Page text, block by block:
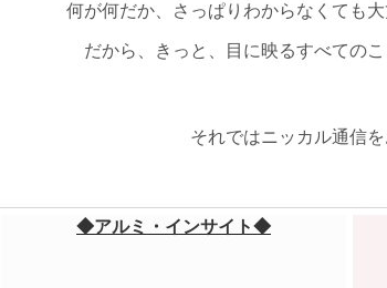
何が何だか、さっぱりわからなくても
だから、きっと、目に映るすべての
それではニッカル通信
◆アルミ・インサイト◆